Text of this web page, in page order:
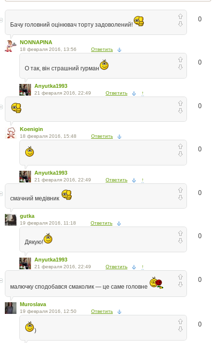
0
Бачу головний оцінювач торту задоволений!
NONNAPINA
18 февраля 2016, 13:56 Ответить
0
О так, він страшний гурман
Anyutka1993
21 февраля 2016, 22:49 Ответить ↑
0
Koenigin
18 февраля 2016, 15:48 Ответить
0
Anyutka1993
21 февраля 2016, 22:49 Ответить ↑
0
смачний медівник
gutka
19 февраля 2016, 11:18 Ответить
0
Дякую!
Anyutka1993
21 февраля 2016, 22:49 Ответить ↑
0
малючку сподобався смаколик — це саме головне
Muroslava
19 февраля 2016, 12:50 Ответить
0
)